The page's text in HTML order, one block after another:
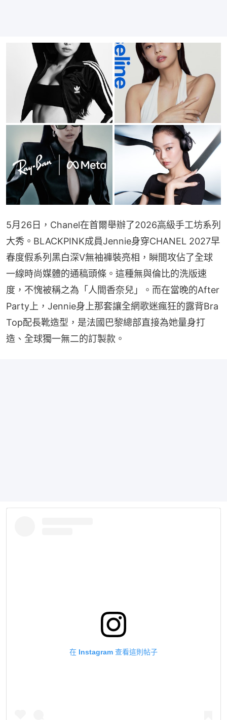
5月26日，Chanel在首爾舉辦了2026高級手工坊系列
大秀。BLACKPINK成員Jennie身穿CHANEL 2027早
春度假系列黑白深V無袖褲裝亮相，瞬間攻佔了全球
一線時尚媒體的通稿頭條。這種無與倫比的洗版速
度，不愧被稱之為「人間香奈兒」。而在當晚的After
Party上，Jennie身上那套讓全網歌迷瘋狂的露背Bra
Top配長靴造型，是法國巴黎總部直接為她量身打
造、全球獨一無二的訂製款。
在 Instagram 查看這則帖子